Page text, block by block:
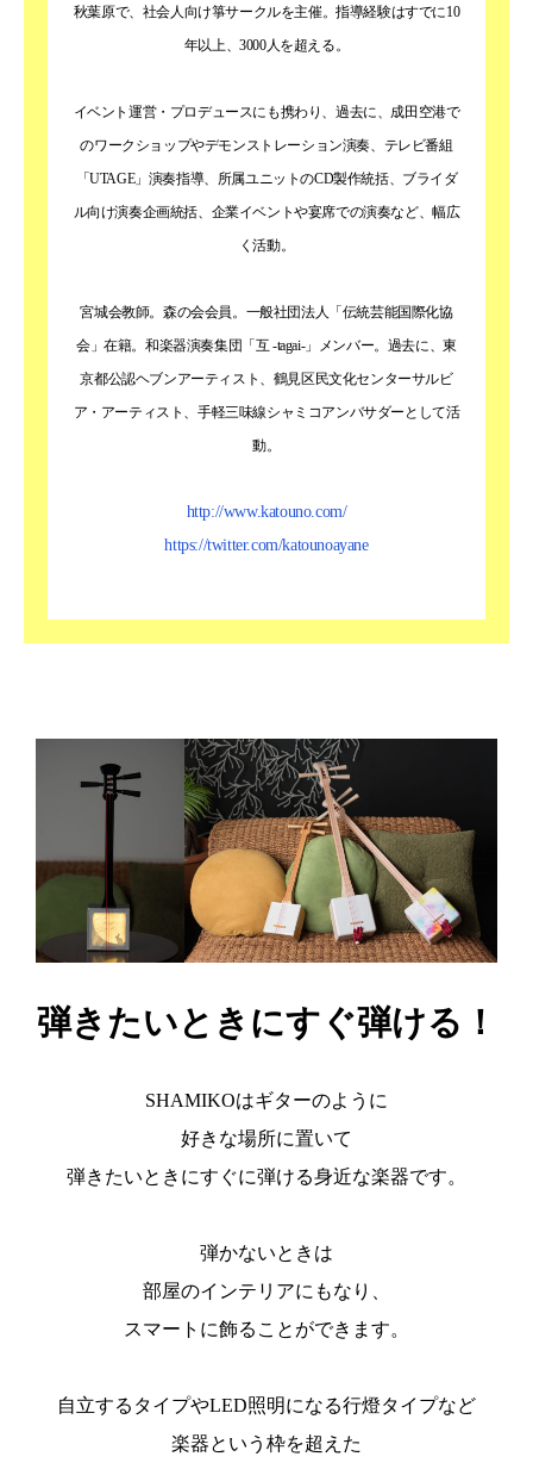
秋葉原で、社会人向け箏サークルを主催。指導経験はすでに10
年以上、3000人を超える。
イベント運営・プロデュースにも携わり、過去に、成田空港で
のワークショップやデモンストレーション演奏、テレビ番組
「UTAGE」演奏指導、所属ユニットのCD製作統括、ブライダ
ル向け演奏企画統括、企業イベントや宴席での演奏など、幅広
く活動。
宮城会教師。森の会会員。一般社団法人「伝統芸能国際化協
会」在籍。和楽器演奏集団「互 -tagai-」メンバー。過去に、東
京都公認ヘブンアーティスト、鶴見区民文化センターサルビ
ア・アーティスト、手軽三味線シャミコアンバサダーとして活
動。
http://www.katouno.com/
https://twitter.com/katounoayane
弾きたいときにすぐ弾ける！
SHAMIKOはギターのように
好きな場所に置いて
弾きたいときにすぐに弾ける身近な楽器です。
弾かないときは
部屋のインテリアにもなり、
スマートに飾ることができます。
自立するタイプやLED照明になる行燈タイプなど
楽器という枠を超えた